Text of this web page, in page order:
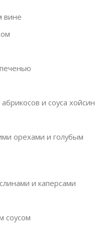
вине
и соуса хойсин
орехами и голубым
и каперсами
соусом